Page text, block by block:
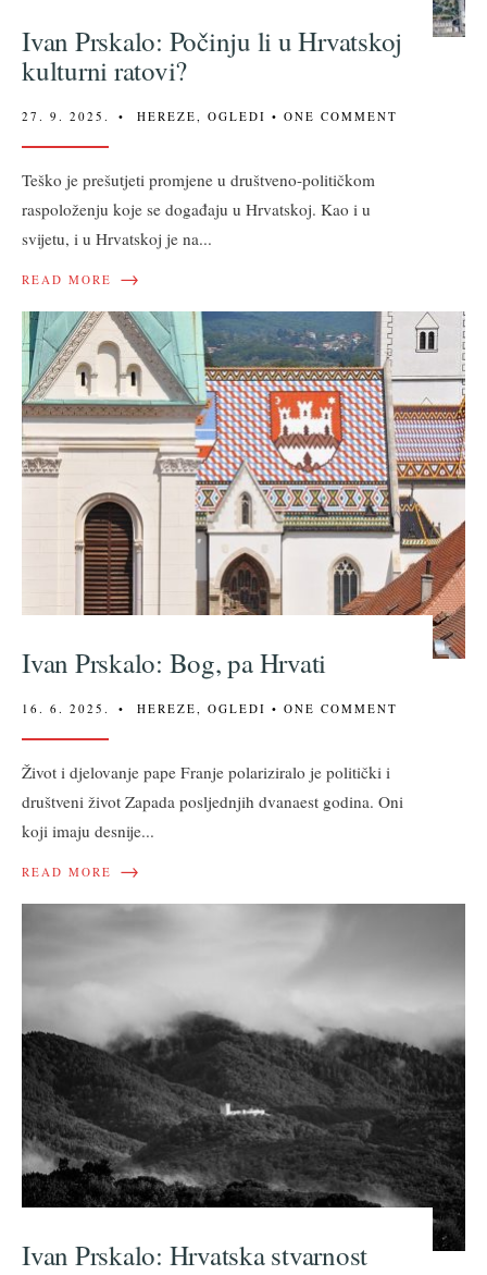
Ivan Prskalo: Počinju li u Hrvatskoj
kulturni ratovi?
27. 9. 2025. • HEREZE OGLEDI • ONE COMMENT
Teško je prešutjeti promjene u društveno-političkom
raspoloženju koje se događaju u Hrvatskoj. Kao i u
svijetu, i u Hrvatskoj je na...
READ MORE →
Ivan Prskalo: Bog, pa Hrvati
16. 6. 2025. • HEREZE, OGLEDI • ONE COMMENT
Život i djelovanje pape Franje polariziralo je politički i
društveni život Zapada posljednjih dvanaest godina. Oni
koji imaju desnije...
READ MORE →
Ivan Prskalo: Hrvatska stvarnost